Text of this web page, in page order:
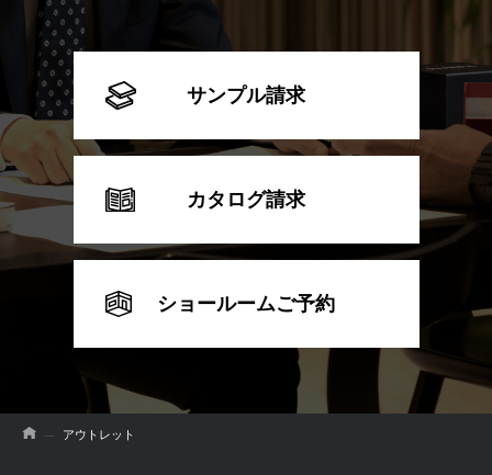
サンプル請求
カタログ請求
ショールームご予約
アウトレット